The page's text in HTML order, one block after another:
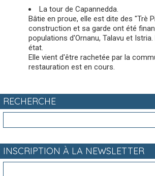
La tour de Capannedda.
Bâtie en proue, elle est dite des "Trè
construction et sa garde ont été
populations d'Ornanu, Talavu et
état.
Elle vient d'être rachetée par la
restauration est en cours.
RECHERCHE
INSCRIPTION À LA NEWSLETTER